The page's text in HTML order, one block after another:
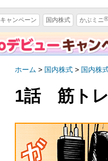
キャンペーン 国内株式 かぶミニ®
ホーム > 国内株式 > 国内株
1話 筋ト